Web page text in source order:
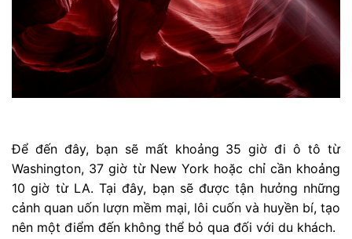
Để đến đây, bạn sẽ mất khoảng 35 giờ đi ô tô từ
Washington, 37 giờ từ New York hoặc chỉ cần khoảng
10 giờ từ LA. Tại đây, bạn sẽ được tận hưởng những
cảnh quan uốn lượn mềm mại, lôi cuốn và huyền bí, tạo
nên một điểm đến không thể bỏ qua đối với du khách.